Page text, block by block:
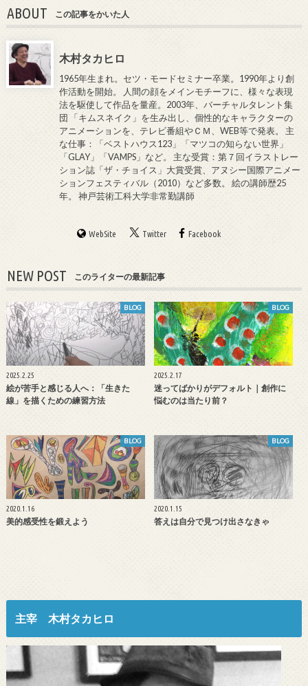
ABOUT この記事をかいた人
木村タカヒロ
1965年生まれ。セツ・モードセミナー卒業。1990年より創
作活動を開始。 人間の顔をメインモチーフに、様々な表現
法を駆使して作品を量産。2003年、バーチャルタレント集
団 「キムスネイク」を生み出し、個性的なキャラクターの
アニメーションを、テレビ番組やＣＭ、WEB等で発表。 主
な仕事：「ベストハウス123」「マツコの知らない世界」
「GLAY」「VAMPS」など。 主な受賞：第７回イラストレー
ション誌「ザ・チョイス」大賞受賞、アヌシー国際アニメー
ションフェスティバル（2010）など多数。 絵の講師歴25
年。 神戸芸術工科大学非常勤講師
WebSite Twitter Facebook
NEW POST このライターの最新記事
BLOG
2025.2.25
絵が苦手と感じる人へ：「生きた
線」を描くための練習方法
BLOG
2025.2.17
迷ってばかりがデフォルト｜創作に
悩むのは当たり前？
BLOG
2020.1.16
美的感受性を鍛えよう
BLOG
2020.1.15
答えは自分で見つけ出さなきゃ
主宰 木村タカヒロ